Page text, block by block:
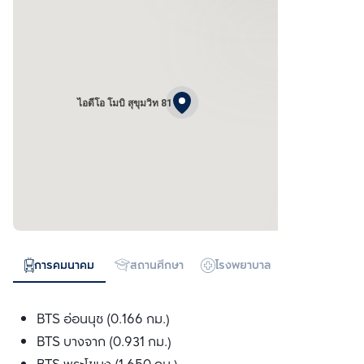
ไอดีโอ โมบิ สุขุมวิท 81
การคมนาคม สถานศึกษา โรงพยาบาล
BTS อ่อนนุช (0.166 กม.)
BTS บางจาก (0.931 กม.)